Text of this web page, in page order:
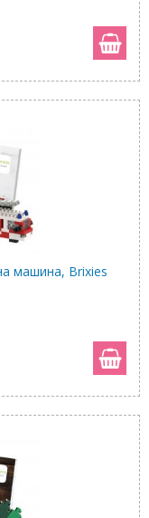
машина, Brixies